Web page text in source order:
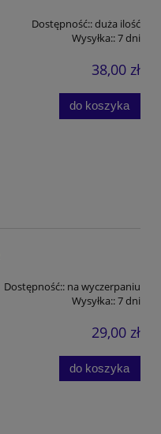
Dostępność::duża ilość
Wysyłka::7 dni
38,00 zł
do koszyka
Dostępność:: na wyczerpaniu
Wysyłka::7 dni
29,00 zł
do koszyka